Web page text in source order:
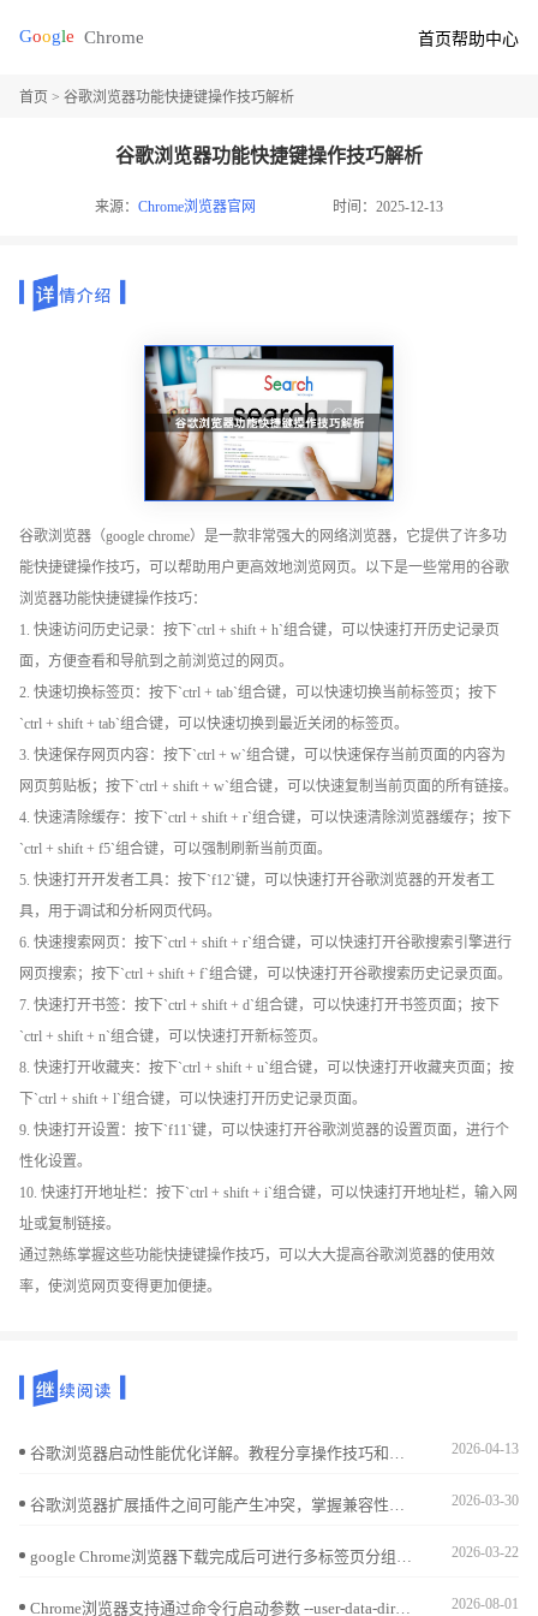
首页帮助中心
首页 > 谷歌浏览器功能快捷键操作技巧解析
谷歌浏览器功能快捷键操作技巧解析
来源：Chrome浏览器官网 时间：2025-12-13
谷歌浏览器（google chrome）是一款非常强大的网络浏览器，它提供了许多功
能快捷键操作技巧，可以帮助用户更高效地浏览网页。以下是一些常用的谷歌
浏览器功能快捷键操作技巧：
1. 快速访问历史记录：按下`ctrl + shift + h`组合键，可以快速打开历史记录页
面，方便查看和导航到之前浏览过的网页。
2. 快速切换标签页：按下`ctrl + tab`组合键，可以快速切换当前标签页；按下
`ctrl + shift + tab`组合键，可以快速切换到最近关闭的标签页。
3. 快速保存网页内容：按下`ctrl + w`组合键，可以快速保存当前页面的内容为
网页剪贴板；按下`ctrl + shift + w`组合键，可以快速复制当前页面的所有链接。
4. 快速清除缓存：按下`ctrl + shift + r`组合键，可以快速清除浏览器缓存；按下
`ctrl + shift + f5`组合键，可以强制刷新当前页面。
5. 快速打开开发者工具：按下`f12`键，可以快速打开谷歌浏览器的开发者工
具，用于调试和分析网页代码。
6. 快速搜索网页：按下`ctrl + shift + r`组合键，可以快速打开谷歌搜索引擎进行
网页搜索；按下`ctrl + shift + f`组合键，可以快速打开谷歌搜索历史记录页面。
7. 快速打开书签：按下`ctrl + shift + d`组合键，可以快速打开书签页面；按下
`ctrl + shift + n`组合键，可以快速打开新标签页。
8. 快速打开收藏夹：按下`ctrl + shift + u`组合键，可以快速打开收藏夹页面；按
下`ctrl + shift + l`组合键，可以快速打开历史记录页面。
9. 快速打开设置：按下`f11`键，可以快速打开谷歌浏览器的设置页面，进行个
性化设置。
10. 快速打开地址栏：按下`ctrl + shift + i`组合键，可以快速打开地址栏，输入网
址或复制链接。
通过熟练掌握这些功能快捷键操作技巧，可以大大提高谷歌浏览器的使用效
率，使浏览网页变得更加便捷。
2026-04-13
2026-03-30
2026-03-22
Chrome浏览器支持通过命令行启动参数 --user-data-dir 强制指定配置文件存放目录。此功能适用于将用户个人数据迁移至非系统分区，从而减轻C盘存储压力。 2026-08-01